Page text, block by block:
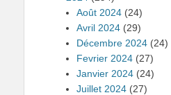
Août 2024 (24)
Avril 2024 (29)
Décembre 2024 (24)
Fevrier 2024 (27)
Janvier 2024 (24)
Juillet 2024 (27)